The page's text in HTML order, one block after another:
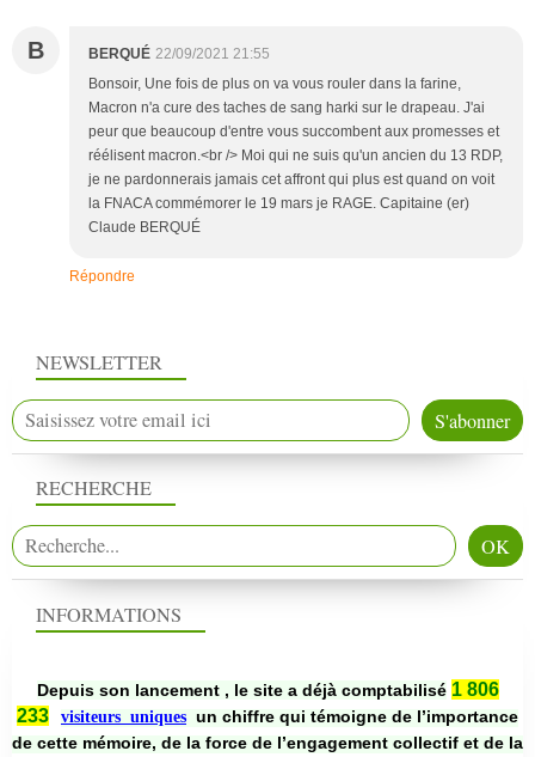
B BERQUÉ 22/09/2021 21:55
Bonsoir, Une fois de plus on va vous rouler dans la farine,
Macron n'a cure des taches de sang harki sur le drapeau. J'ai
peur que beaucoup d'entre vous succombent aux promesses et
réélisent macron.<br /> Moi qui ne suis qu'un ancien du 13 RDP,
je ne pardonnerais jamais cet affront qui plus est quand on voit
la FNACA commémorer le 19 mars je RAGE. Capitaine (er)
Claude BERQUÉ
Répondre
NEWSLETTER
RECHERCHE
INFORMATIONS
Depuis son lancement , le site a déjà comptabilisé 1 806
233
visiteurs uniques un chiffre qui témoigne de l’importance
de cette mémoire, de la force de l’engagement collectif et de la